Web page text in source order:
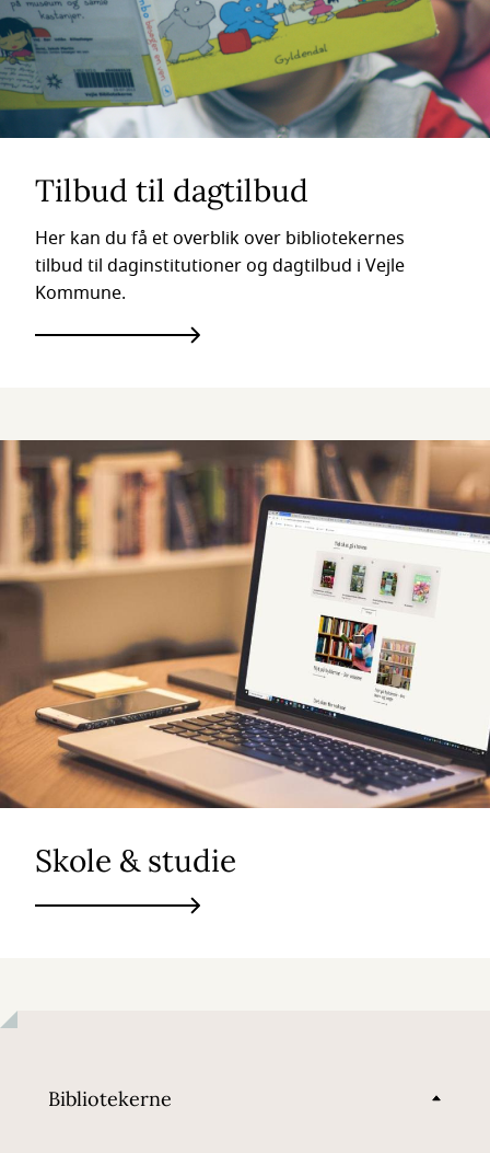
Tilbud til dagtilbud
Her kan du få et overblik over bibliotekernes
tilbud til daginstitutioner og dagtilbud i Vejle
Kommune.
Skole & studie
Bibliotekerne